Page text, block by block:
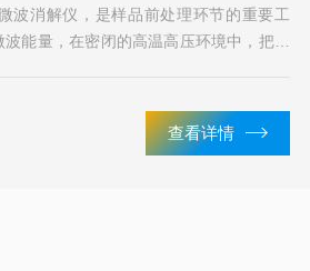
波消解仪，是样品前处理环节的重要工
能量，在密闭的高温高压环境中，把固
查看详情